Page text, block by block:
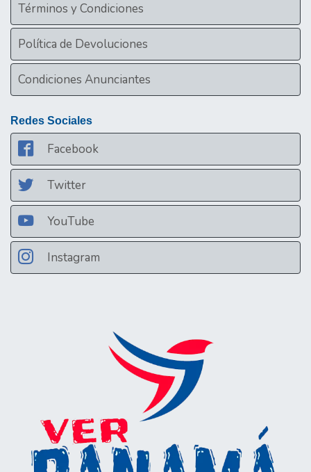
Términos y Condiciones
Política de Devoluciones
Condiciones Anunciantes
Redes Sociales
Facebook
Twitter
YouTube
Instagram